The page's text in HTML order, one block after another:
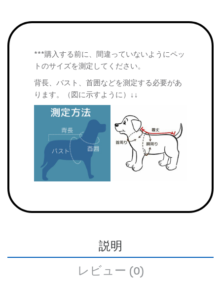
***購入する前に、間違っていないようにペッ
トのサイズを測定してください。
背長、バスト、首囲などを測定する必要があ
ります。（図に示すように）↓↓
説明
レビュー (0)